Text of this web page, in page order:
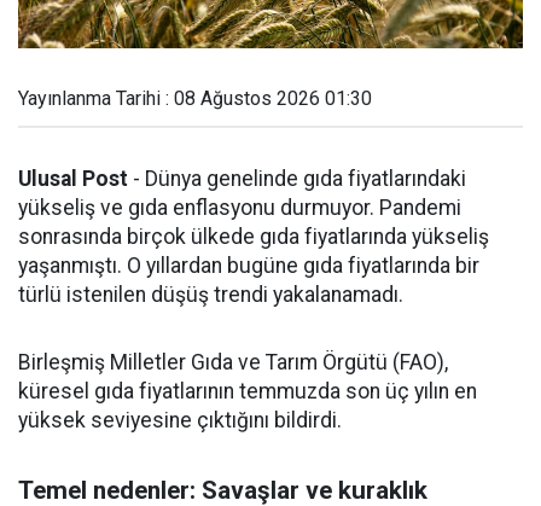
Yayınlanma Tarihi : 08 Ağustos 2026 01:30
Ulusal Post - Dünya genelinde gıda fiyatlarındaki
yükseliş ve gıda enflasyonu durmuyor. Pandemi
sonrasında birçok ülkede gıda fiyatlarında yükseliş
yaşanmıştı. O yıllardan bugüne gıda fiyatlarında bir
türlü istenilen düşüş trendi yakalanamadı.
Birleşmiş Milletler Gıda ve Tarım Örgütü (FAO),
küresel gıda fiyatlarının temmuzda son üç yılın en
yüksek seviyesine çıktığını bildirdi.
Temel nedenler: Savaşlar ve kuraklık